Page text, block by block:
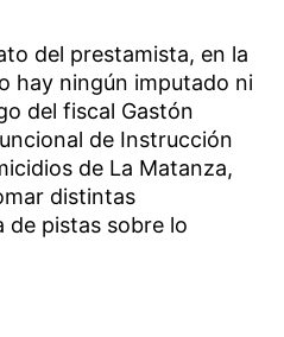
del prestamista, en la
hay ningún imputado ni
del fiscal Gastón
de Instrucción
de La Matanza,
distintas
de pistas sobre lo